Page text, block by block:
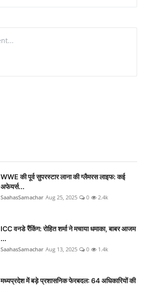
WWE की पूर्व सुपरस्टार लाना की ग्लैमरस लाइफ: कई
अफेयर्स...
SaahasSamachar Aug 25, 2025 0 2.4k
ICC वनडे रैंकिंग: रोहित शर्मा ने मचाया धमाका, बाबर आजम
...
SaahasSamachar Aug 13, 2025 0 1.4k
मध्यप्रदेश में बड़े प्रशासनिक फेरबदल: 64 अधिकारियों की